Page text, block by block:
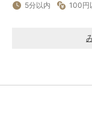
5分以内 100円